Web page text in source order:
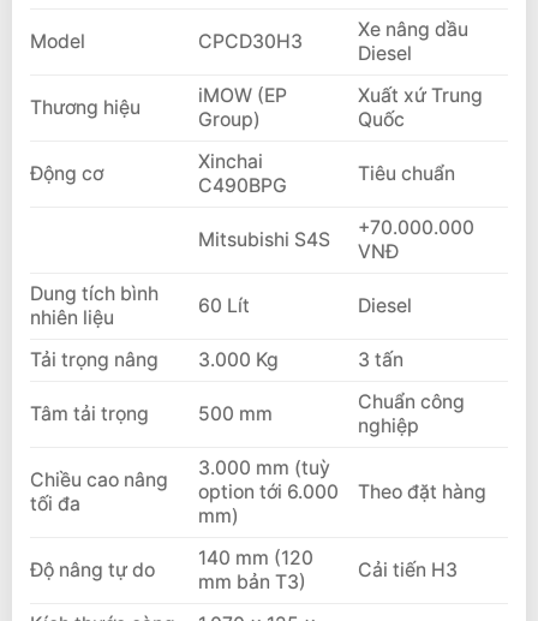
Model CPCD30H3
Xe nâng dầu
Diesel
Thương hiệu
iMOW (EP
Group)
Xuất xứ Trung
Quốc
Động cơ
Xinchai
C490BPG
Tiêu chuẩn
Mitsubishi S4S
+70.000.000
VNĐ
Dung tích bình
nhiên liệu
60 Lít Diesel
Tải trọng nâng 3.000 Kg 3 tấn
Tâm tải trọng 500 mm
Chuẩn công
nghiệp
Chiều cao nâng
tối đa
3.000 mm (tuỳ
option tới 6.000
mm)
Theo đặt hàng
Độ nâng tự do
140 mm (120
mm bản T3)
Cải tiến H3